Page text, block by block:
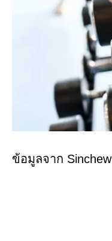
ข้อมูลจาก Sinchew